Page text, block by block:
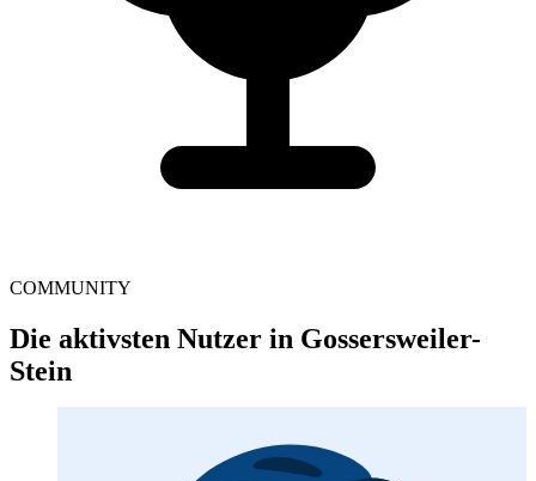
COMMUNITY
Die aktivsten Nutzer in Gossersweiler-
Stein